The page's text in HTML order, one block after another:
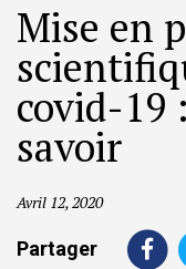
Mise en
covid-19
savoir
Avril 12, 2020
Partager